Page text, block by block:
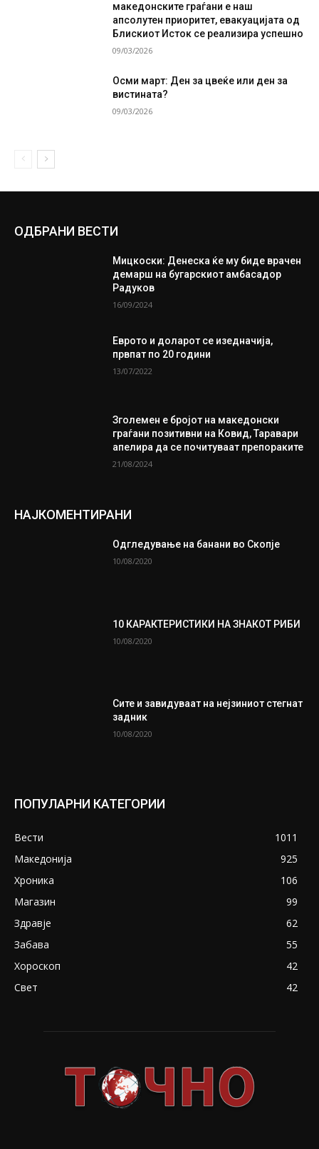
македонските граѓани е наш
апсолутен приоритет, евакуацијата од
Блискиот Исток се реализира успешно
09/03/2026
Осми март: Ден за цвеќе или ден за
вистината?
09/03/2026
ОДБРАНИ ВЕСТИ
Мицкоски: Денеска ќе му биде врачен
демарш на бугарскиот амбасадор
Радуков
16/09/2024
Еврото и доларот се изедначија,
првпат по 20 години
13/07/2022
Зголемен е бројот на македонски
граѓани позитивни на Ковид, Таравари
апелира да се почитуваат препораките
21/08/2024
НАЈКОМЕНТИРАНИ
Одгледување на банани во Скопје
10/08/2020
10 КАРАКТЕРИСТИКИ НА ЗНАКОТ РИБИ
10/08/2020
Сите и завидуваат на нејзиниот стегнат
задник
10/08/2020
ПОПУЛАРНИ КАТЕГОРИИ
Вести
1011
Македонија
925
Хроника
106
Магазин
99
Здравје
62
Забава
55
Хороскоп
42
Свет
42